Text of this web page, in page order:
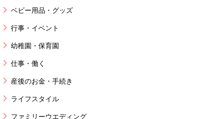
ベビー用品・グッズ
行事・イベント
幼稚園・保育園
仕事・働く
産後のお金・手続き
ライフスタイル
ファミリーウエディング